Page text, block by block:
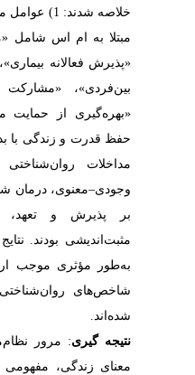
خلاصه شدند: 1)
عوامل
مبتلا به ام ‌اس شامل
«پذیرش فعالانه
بین‌فردی»، «مشارکت
«بهره‌گیری از حمایت
مداخلات
وجودی–معنوی، درمان
بر پذیرش و تعهد،
مثبت‌اندیشی بودند.
به‌طور مؤثری موجب
شاخص‌های
شده‌اند.
نتیجه­ گیری: مرور
معنای زندگی، مفهومی